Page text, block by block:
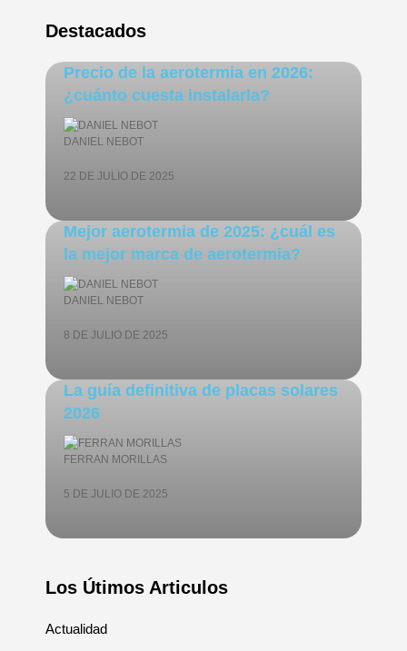
Destacados
Precio de la aerotermia en 2026:
¿cuánto cuesta instalarla?
DANIEL NEBOT
22 DE JULIO DE 2025
Mejor aerotermia de 2025: ¿cuál es
la mejor marca de aerotermia?
DANIEL NEBOT
8 DE JULIO DE 2025
La guía definitiva de placas solares
2026
FERRAN MORILLAS
5 DE JULIO DE 2025
Los Útimos Articulos
Actualidad